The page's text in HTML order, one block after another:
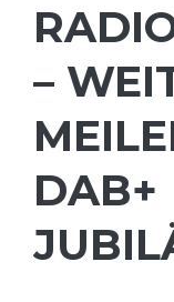
–
DAB+